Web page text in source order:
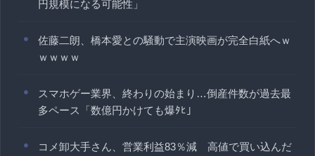
円規模になる可能性」
佐藤二朗、橋本愛との騒動で主演映画が完全白紙へｗ
ｗｗｗｗ
スマホゲー業界、終わりの始まり…倒産件数が過去最
多ペース「数億円かけても爆ﾀﾋ」
コメ卸大手さん、営業利益83％減 高値で買い込んだ